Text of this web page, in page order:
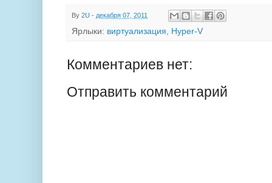
By 2U - декабря 07, 2011
Ярлыки: виртуализация, Hyper-V
Комментариев нет:
Отправить комментарий